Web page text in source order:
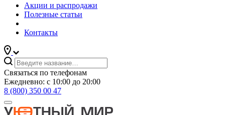
Акции и распродажи
Полезные статьи
Контакты
Связаться по телефонам
Ежедневно: с 10:00 до 20:00
8 (800) 350 00 47